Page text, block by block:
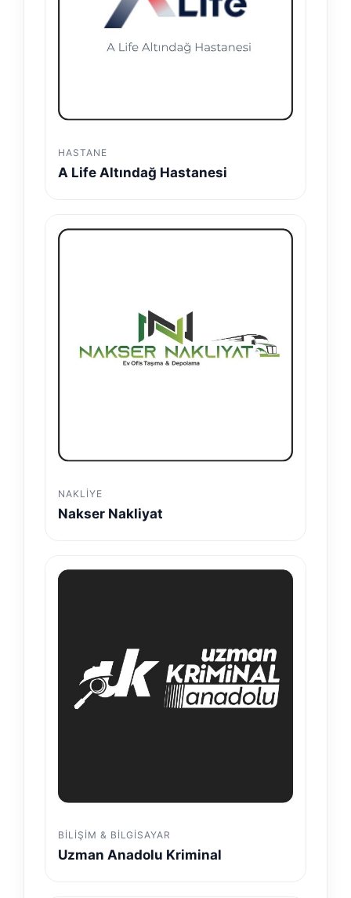
HASTANE
A Life Altındağ Hastanesi
NAKLIYE
Nakser Nakliyat
BILIŞIM & BILGISAYAR
Uzman Anadolu Kriminal